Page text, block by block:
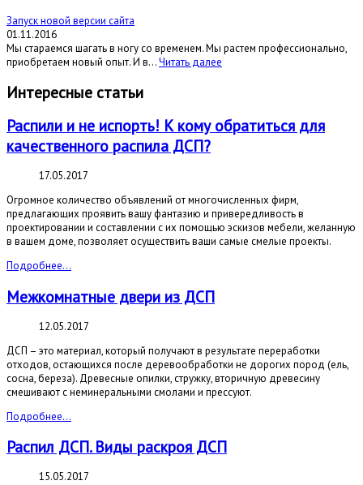
Запуск новой версии сайта
01.11.2016
Мы стараемся шагать в ногу со временем. Мы растем профессионально,
приобретаем новый опыт. И в...Читать далее
Интересные статьи
Распили и не испорть! К кому обратиться для
качественного распила ДСП?
17.05.2017
Огромное количество объявлений от многочисленных фирм,
предлагающих проявить вашу фантазию и привередливость в
проектировании и составлении с их помощью эскизов мебели, желанную
в вашем доме, позволяет осуществить ваши самые смелые проекты.
Подробнее...
Межкомнатные двери из ДСП
12.05.2017
ДСП – это материал, который получают в результате переработки
отходов, остающихся после деревообработки не дорогих пород (ель,
сосна, береза). Древесные опилки, стружку, вторичную древесину
смешивают с неминеральными смолами и прессуют.
Подробнее...
Распил ДСП. Виды раскроя ДСП
15.05.2017